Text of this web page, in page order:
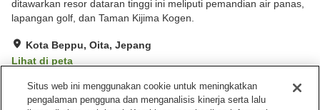
ditawarkan resor dataran tinggi ini meliputi pemandian air panas,
lapangan golf, dan Taman Kijima Kogen.
Kota Beppu, Oita, Jepang
Lihat di peta
Hebat Ulasan:374
Situs web ini menggunakan cookie untuk meningkatkan
pengalaman pengguna dan menganalisis kinerja serta lalu